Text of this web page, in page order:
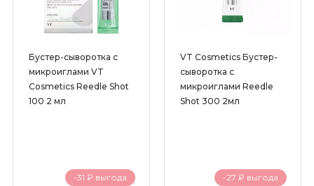
Экстракт куркумы
Янтарная кислота
Серии
Бустер-сыворотка с
микроиглами VT
Cosmetics Reedle Shot
100 2 мл
-31 ₽ выгода
VT Cosmetics Бустер-
сыворотка с
микроиглами Reedle
Shot 300 2мл
-27 ₽ выгода